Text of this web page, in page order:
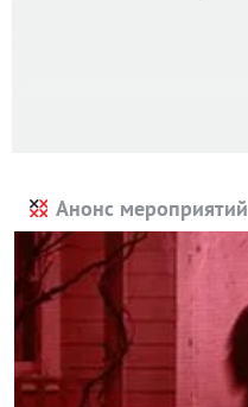
Анонс мероприятий